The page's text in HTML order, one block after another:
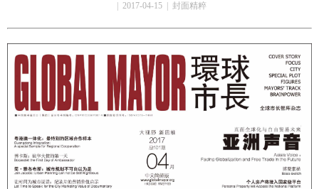
| 2017-04-15 | 封面精粹